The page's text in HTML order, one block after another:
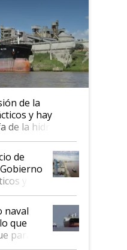
de la
y hay
de la hidrovía
de
y
naval
que
parado